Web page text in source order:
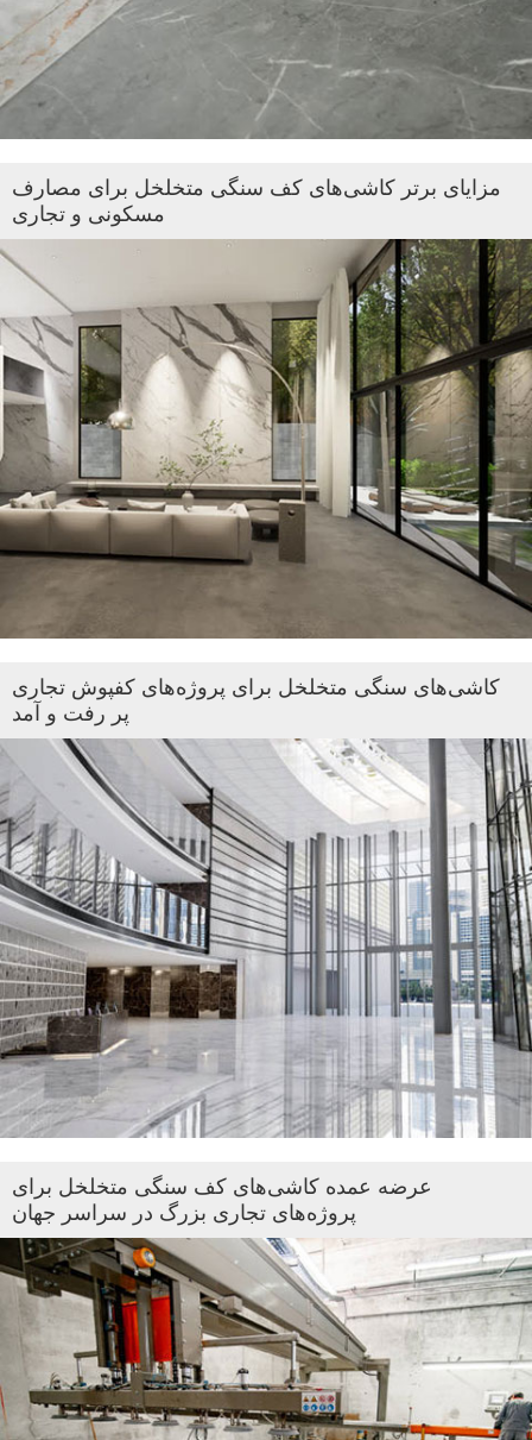
مزایای برتر کاشی‌های کف سنگی متخلخل برای مصارف
مسکونی و تجاری
کاشی‌های سنگی متخلخل برای پروژه‌های کفپوش تجاری
پر رفت و آمد
عرضه عمده کاشی‌های کف سنگی متخلخل برای
پروژه‌های تجاری بزرگ در سراسر جهان